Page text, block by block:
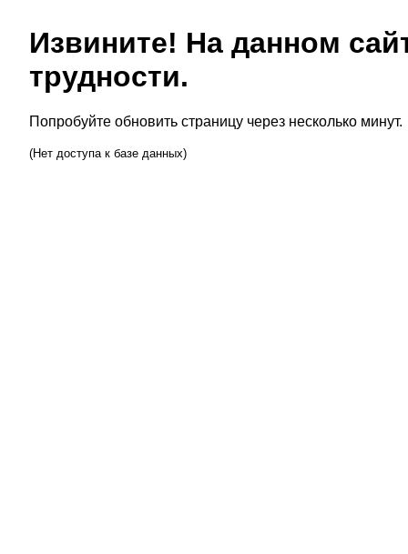
Извините! На данном
трудности.
Попробуйте обновить страницу через несколько минут.
(Нет доступа к базе данных)